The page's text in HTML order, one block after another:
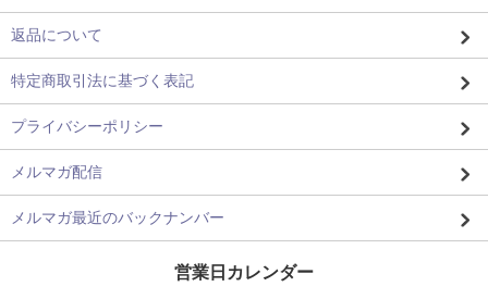
返品について
特定商取引法に基づく表記
プライバシーポリシー
メルマガ配信
メルマガ最近のバックナンバー
営業日カレンダー